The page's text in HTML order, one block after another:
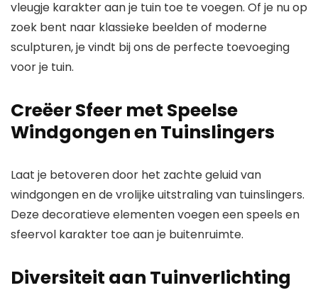
vleugje karakter aan je tuin toe te voegen. Of je nu op
zoek bent naar klassieke beelden of moderne
sculpturen, je vindt bij ons de perfecte toevoeging
voor je tuin.
Creëer Sfeer met Speelse
Windgongen en Tuinslingers
Laat je betoveren door het zachte geluid van
windgongen en de vrolijke uitstraling van tuinslingers.
Deze decoratieve elementen voegen een speels en
sfeervol karakter toe aan je buitenruimte.
Diversiteit aan Tuinverlichting